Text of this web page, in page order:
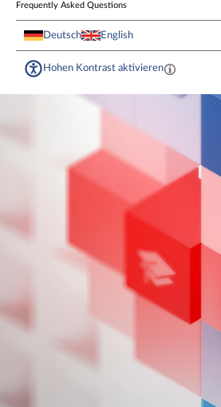
Frequently Asked Questions
Deutsch English
Hohen Kontrast aktivieren